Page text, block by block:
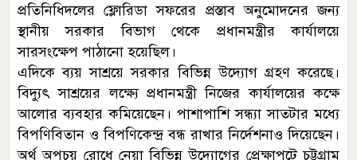
প্রতিনিধিদলের ফ্লোরিডা সফরের প্রস্তাব অনুমোদনের জন্য
স্থানীয় সরকার বিভাগ থেকে প্রধানমন্ত্রীর কার্যালয়ে
সারসংক্ষেপ পাঠানো হয়েছিল।
এদিকে ব্যয় সাশ্রয়ে সরকার বিভিন্ন উদ্যোগ গ্রহণ করেছে।
বিদ্যুৎ সাশ্রয়ের লক্ষ্যে প্রধানমন্ত্রী নিজের কার্যালয়ের কক্ষে
আলোর ব্যবহার কমিয়েছেন। পাশাপাশি সন্ধ্যা সাতটার মধ্যে
বিপণিবিতান ও বিপণিকেন্দ্র বন্ধ রাখার নির্দেশনাও দিয়েছেন।
অর্থ অপচয় রোধে নেয়া বিভিন্ন উদ্যোগের প্রেক্ষাপটে চট্টগ্রাম